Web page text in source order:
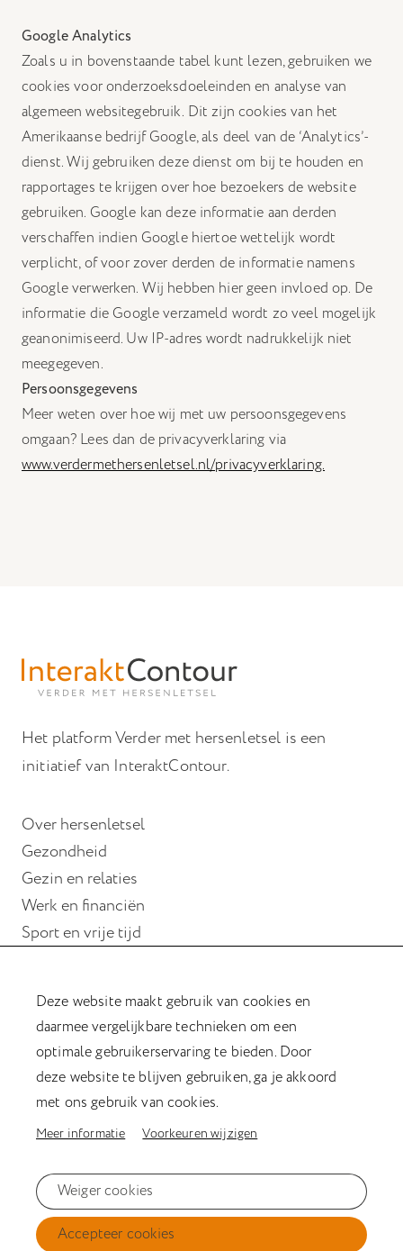
Google Analytics
Zoals u in bovenstaande tabel kunt lezen, gebruiken we
cookies voor onderzoeksdoeleinden en analyse van
algemeen websitegebruik. Dit zijn cookies van het
Amerikaanse bedrijf Google, als deel van de ‘Analytics’-
dienst. Wij gebruiken deze dienst om bij te houden en
rapportages te krijgen over hoe bezoekers de website
gebruiken. Google kan deze informatie aan derden
verschaffen indien Google hiertoe wettelijk wordt
verplicht, of voor zover derden de informatie namens
Google verwerken. Wij hebben hier geen invloed op. De
informatie die Google verzameld wordt zo veel mogelijk
geanonimiseerd. Uw IP-adres wordt nadrukkelijk niet
meegegeven.
Persoonsgegevens
Meer weten over hoe wij met uw persoonsgegevens
omgaan? Lees dan de privacyverklaring via
www.verdermethersenletsel.nl/privacyverklaring.
Het platform Verder met hersenletsel is een
initiatief van InteraktContour.
Over hersenletsel
Gezondheid
Gezin en relaties
Werk en financiën
Sport en vrije tijd
Wonen
Hulp bij hersenletsel
Magazine Verder met hersenletsel
Kookboek
Afasiesleutelhanger
Privacyverklaring
Cookiestatement
Deze website maakt gebruik van cookies en
daarmee vergelijkbare technieken om een
optimale gebruikerservaring te bieden. Door
deze website te blijven gebruiken, ga je akkoord
met ons gebruik van cookies.
Meer informatie Voorkeuren wijzigen
Weiger cookies
Accepteer cookies